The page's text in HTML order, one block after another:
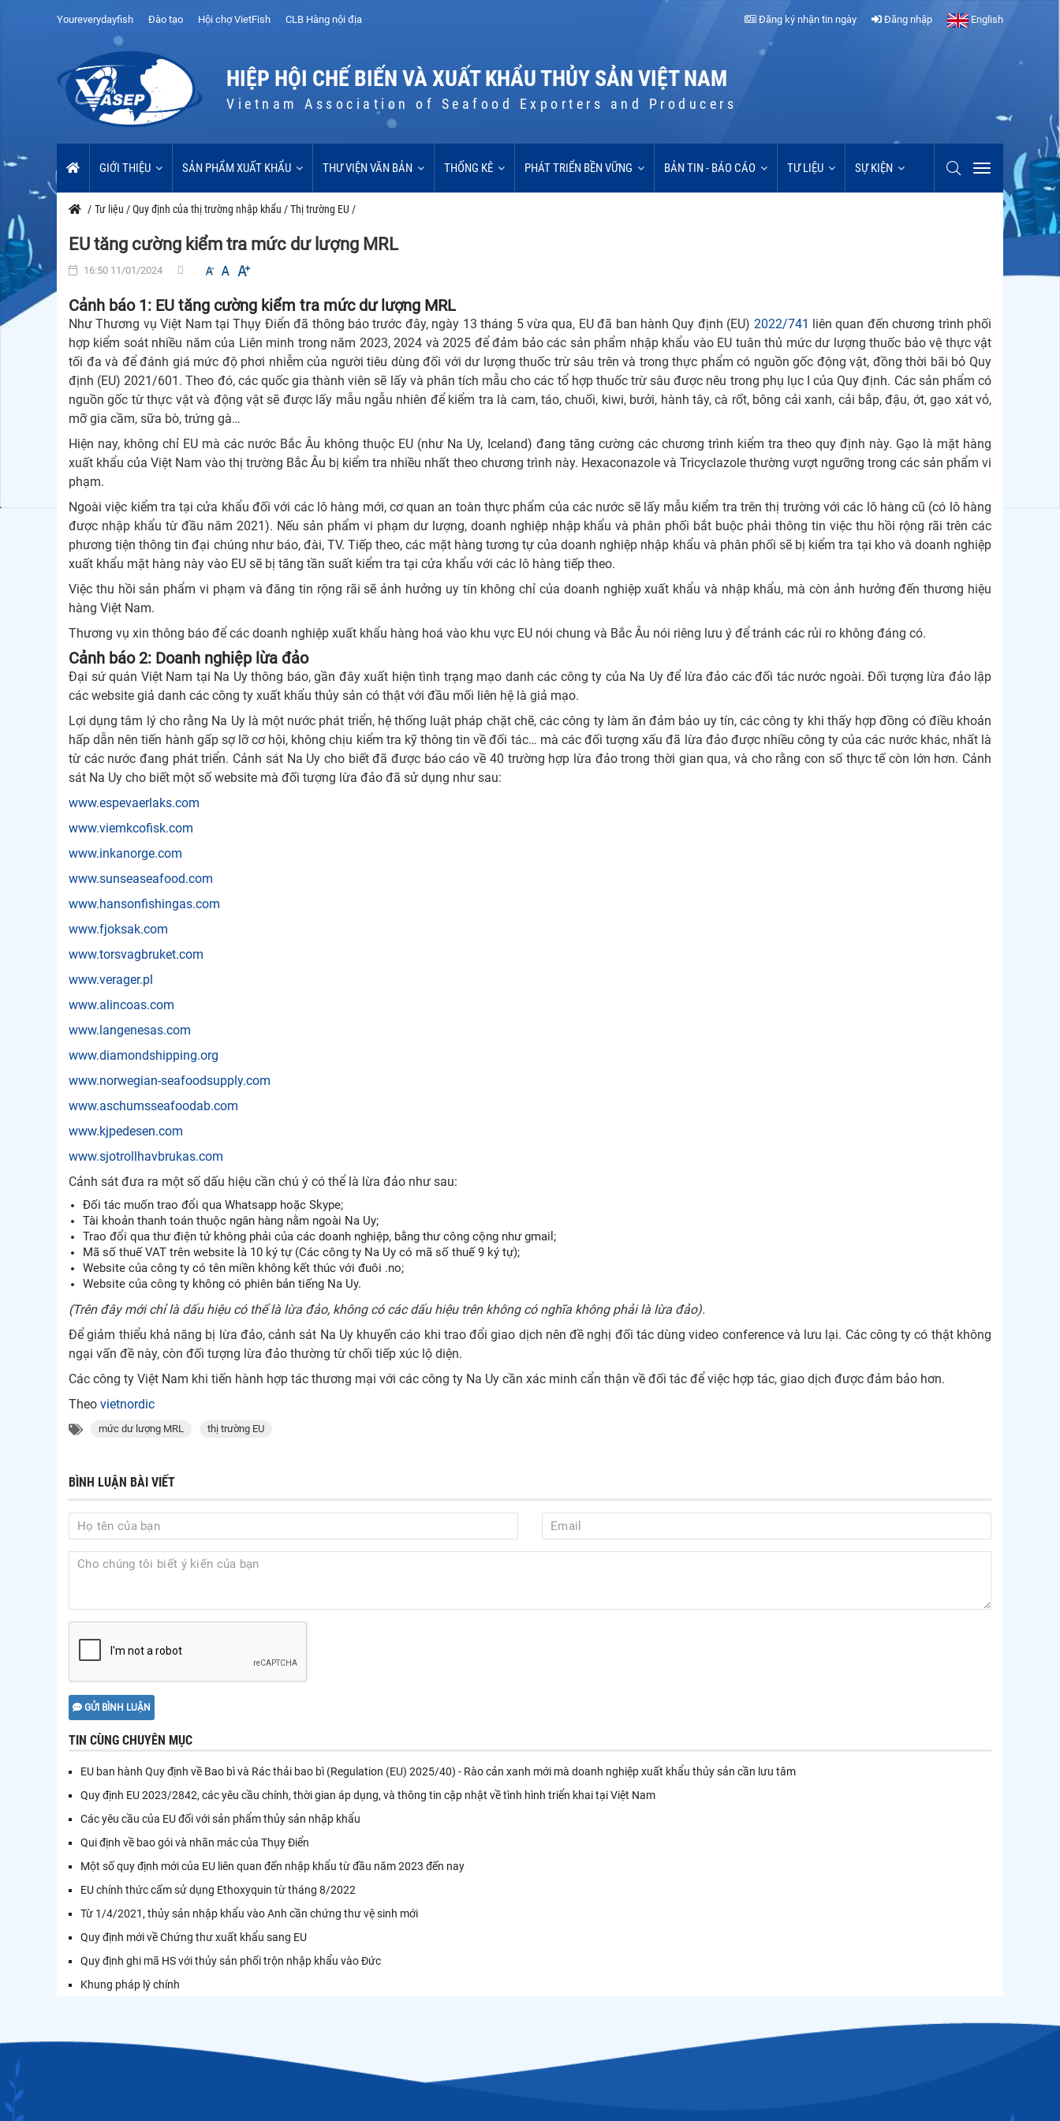
Youreverydayfish Đào tạo Hội chợ VietFish CLB Hàng nội địa Đăng ký nhận tin ngày Đăng nhập English
HIỆP HỘI CHẾ BIẾN VÀ XUẤT KHẨU THỦY SẢN VIỆT NAM
Vietnam Association of Seafood Exporters and Producers
GIỚI THIỆU SẢN PHẨM XUẤT KHẨU THƯ VIỆN VĂN BẢN THỐNG KÊ PHÁT TRIỂN BỀN VỮNG BẢN TIN - BÁO CÁO TƯ LIỆU SỰ KIỆN
/ Tư liệu /Quy định của thị trường nhập khẩu /Thị trường EU /
EU tăng cường kiểm tra mức dư lượng MRL
16:50 11/01/2024
Cảnh báo 1: EU tăng cường kiểm tra mức dư lượng MRL
Như Thương vụ Việt Nam tại Thụy Điển đã thông báo trước đây, ngày 13 tháng 5 vừa qua, EU đã ban hành Quy định (EU) 2022/741
liên quan đến chương trình phối
hợp kiểm soát nhiều năm của Liên minh trong năm 2023, 2024 và 2025 để đảm bảo các sản phẩm nhập khẩu vào EU tuân thủ mức dư lượng thuốc bảo vệ thực vật
tối đa và để đánh giá mức độ phơi nhiễm của người tiêu dùng đối với dư lượng thuốc trừ sâu trên và trong thực phẩm có nguồn gốc động vật, đồng thời bãi bỏ Quy
định (EU) 2021/601. Theo đó, các quốc gia thành viên sẽ lấy và phân tích mẫu cho các tổ hợp thuốc trừ sâu được nêu trong phụ lục I của Quy định. Các sản phẩm có
nguồn gốc từ thực vật và động vật sẽ được lấy mẫu ngẫu nhiên để kiểm tra là cam, táo, chuối, kiwi, bưởi, hành tây, cà rốt, bông cải xanh, cải bắp, đậu, ớt, gạo xát vỏ,
mỡ gia cầm, sữa bò, trứng gà…
Hiện nay, không chỉ EU mà các nước Bắc Âu không thuộc EU (như Na Uy, Iceland) đang tăng cường các chương trình kiểm tra theo quy định này. Gạo là mặt hàng
xuất khẩu của Việt Nam vào thị trường Bắc Âu bị kiểm tra nhiều nhất theo chương trình này. Hexaconazole và Tricyclazole thường vượt ngưỡng trong các sản phẩm vi
phạm.
Ngoài việc kiểm tra tại cửa khẩu đối với các lô hàng mới, cơ quan an toàn thực phẩm của các nước sẽ lấy mẫu kiểm tra trên thị trường với các lô hàng cũ (có lô hàng
được nhập khẩu từ đầu năm 2021). Nếu sản phẩm vi phạm dư lượng, doanh nghiệp nhập khẩu và phân phối bắt buộc phải thông tin việc thu hồi rộng rãi trên các
phương tiện thông tin đại chúng như báo, đài, TV. Tiếp theo, các mặt hàng tương tự của doanh nghiệp nhập khẩu và phân phối sẽ bị kiểm tra tại kho và doanh nghiệp
xuất khẩu mặt hàng này vào EU sẽ bị tăng tần suất kiểm tra tại cửa khẩu với các lô hàng tiếp theo.
Việc thu hồi sản phẩm vi phạm và đăng tin rộng rãi sẽ ảnh hưởng uy tín không chỉ của doanh nghiệp xuất khẩu và nhập khẩu, mà còn ảnh hưởng đến thương hiệu
hàng Việt Nam.
Thương vụ xin thông báo để các doanh nghiệp xuất khẩu hàng hoá vào khu vực EU nói chung và Bắc Âu nói riêng lưu ý để tránh các rủi ro không đáng có.
Cảnh báo 2: Doanh nghiệp lừa đảo
Đại sứ quán Việt Nam tại Na Uy thông báo, gần đây xuất hiện tình trạng mạo danh các công ty của Na Uy để lừa đảo các đối tác nước ngoài. Đối tượng lừa đảo lập
các website giả danh các công ty xuất khẩu thủy sản có thật với đầu mối liên hệ là giả mạo.
Lợi dụng tâm lý cho rằng Na Uy là một nước phát triển, hệ thống luật pháp chặt chẽ, các công ty làm ăn đảm bảo uy tín, các công ty khi thấy hợp đồng có điều khoản
hấp dẫn nên tiến hành gấp sợ lỡ cơ hội, không chịu kiểm tra kỹ thông tin về đối tác… mà các đối tượng xấu đã lừa đảo được nhiều công ty của các nước khác, nhất là
từ các nước đang phát triển. Cảnh sát Na Uy cho biết đã được báo cáo về 40 trường hợp lừa đảo trong thời gian qua, và cho rằng con số thực tế còn lớn hơn. Cảnh
sát Na Uy cho biết một số website mà đối tượng lừa đảo đã sử dụng như sau:
www.espevaerlaks.com
www.viemkcofisk.com
www.inkanorge.com
www.sunseaseafood.com
www.hansonfishingas.com
www.fjoksak.com
www.torsvagbruket.com
www.verager.pl
www.alincoas.com
www.langenesas.com
www.diamondshipping.org
www.norwegian-seafoodsupply.com
www.aschumsseafoodab.com
www.kjpedesen.com
www.sjotrollhavbrukas.com
Cảnh sát đưa ra một số dấu hiệu cần chú ý có thể là lừa đảo như sau:
Đối tác muốn trao đổi qua Whatsapp hoặc Skype;
Tài khoản thanh toán thuộc ngân hàng nằm ngoài Na Uy;
Trao đổi qua thư điện tử không phải của các doanh nghiệp, bằng thư công cộng như gmail;
Mã số thuế VAT trên website là 10 ký tự (Các công ty Na Uy có mã số thuế 9 ký tự);
Website của công ty có tên miền không kết thúc với đuôi .no;
Website của công ty không có phiên bản tiếng Na Uy.
(Trên đây mới chỉ là dấu hiệu có thể là lừa đảo, không có các dấu hiệu trên không có nghĩa không phải là lừa đảo).
Để giảm thiểu khả năng bị lừa đảo, cảnh sát Na Uy khuyến cáo khi trao đổi giao dịch nên đề nghị đối tác dùng video conference và lưu lại. Các công ty có thật không
ngại vấn đề này, còn đối tượng lừa đảo thường từ chối tiếp xúc lộ diện.
Các công ty Việt Nam khi tiến hành hợp tác thương mại với các công ty Na Uy cần xác minh cẩn thận về đối tác để việc hợp tác, giao dịch được đảm bảo hơn.
Theo vietnordic
mức dư lượng MRL thị trường EU
BÌNH LUẬN BÀI VIẾT
GỬI BÌNH LUẬN
TIN CÙNG CHUYÊN MỤC
EU ban hành Quy định về Bao bì và Rác thải bao bì (Regulation (EU) 2025/40) - Rào cản xanh mới mà doanh nghiệp xuất khẩu thủy sản cần lưu tâm
Quy định EU 2023/2842, các yêu cầu chính, thời gian áp dụng, và thông tin cập nhật về tình hình triển khai tại Việt Nam
Các yêu cầu của EU đối với sản phẩm thủy sản nhập khẩu
Qui định về bao gói và nhãn mác của Thụy Điển
Một số quy định mới của EU liên quan đến nhập khẩu từ đầu năm 2023 đến nay
EU chính thức cấm sử dụng Ethoxyquin từ tháng 8/2022
Từ 1/4/2021, thủy sản nhập khẩu vào Anh cần chứng thư vệ sinh mới
Quy định mới về Chứng thư xuất khẩu sang EU
Quy định ghi mã HS với thủy sản phối trộn nhập khẩu vào Đức
Khung pháp lý chính